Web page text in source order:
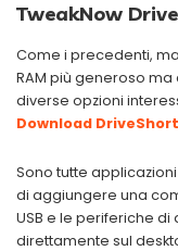
TweakNow
Come i precedenti,
RAM più generoso
diverse opzioni
Download
Sono tutte
di aggiungere una
USB e le periferiche
direttamente sul